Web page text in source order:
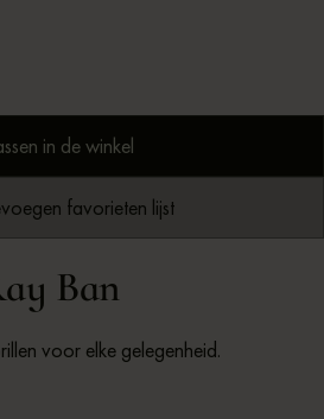
in de winkel
favorieten lijst
Ban
voor elke gelegenheid.